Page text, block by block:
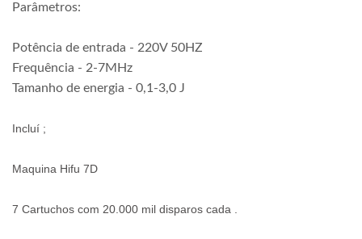
Parâmetros:
Potência de entrada - 220V 50HZ
Frequência - 2-7MHz
Tamanho de energia - 0,1-3,0 J
Incluí ;
Maquina Hifu 7D
7 Cartuchos com 20.000 mil disparos cada .